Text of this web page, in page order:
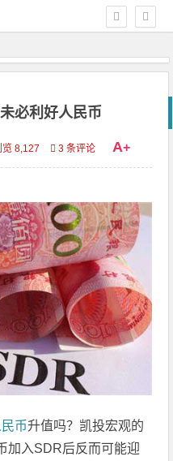
必利好人民币
览 8,127 3 条评论 A+
民币升值吗？凯投宏观的
加入SDR后反而可能迎